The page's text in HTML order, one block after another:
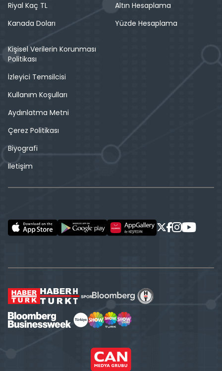
Riyal Kaç TL
Kanada Doları
Altın Hesaplama
Yüzde Hesaplama
Kişisel Verilerin Korunması
Politikası
İzleyici Temsilcisi
Kullanım Koşulları
Aydınlatma Metni
Çerez Politikası
Biyografi
İletişim